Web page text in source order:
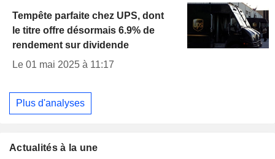
Tempête parfaite chez UPS, dont
le titre offre désormais 6.9% de
rendement sur dividende
Le 01 mai 2025 à 11:17
Plus d'analyses
Actualités à la une